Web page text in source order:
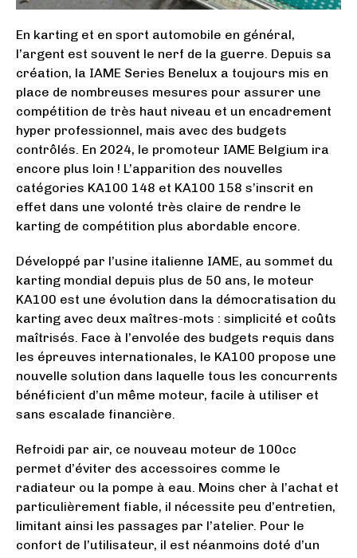
En karting et en sport automobile en général,
l’argent est souvent le nerf de la guerre. Depuis sa
création, la IAME Series Benelux a toujours mis en
place de nombreuses mesures pour assurer une
compétition de très haut niveau et un encadrement
hyper professionnel, mais avec des budgets
contrôlés. En 2024, le promoteur IAME Belgium ira
encore plus loin ! L’apparition des nouvelles
catégories KA100 148 et KA100 158 s’inscrit en
effet dans une volonté très claire de rendre le
karting de compétition plus abordable encore.
Développé par l’usine italienne IAME, au sommet du
karting mondial depuis plus de 50 ans, le moteur
KA100 est une évolution dans la démocratisation du
karting avec deux maîtres-mots : simplicité et coûts
maîtrisés. Face à l’envolée des budgets requis dans
les épreuves internationales, le KA100 propose une
nouvelle solution dans laquelle tous les concurrents
bénéficient d’un même moteur, facile à utiliser et
sans escalade financière.
Refroidi par air, ce nouveau moteur de 100cc
permet d’éviter des accessoires comme le
radiateur ou la pompe à eau. Moins cher à l’achat et
particulièrement fiable, il nécessite peu d’entretien,
limitant ainsi les passages par l’atelier. Pour le
confort de l’utilisateur, il est néanmoins doté d’un